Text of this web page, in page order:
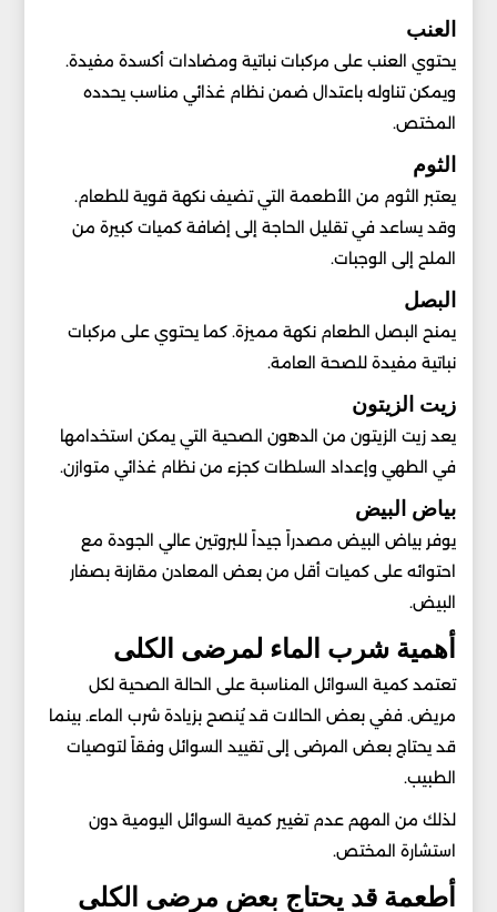
العنب
يحتوي العنب على مركبات نباتية ومضادات أكسدة مفيدة.
ويمكن تناوله باعتدال ضمن نظام غذائي مناسب يحدده
المختص.
الثوم
يعتبر الثوم من الأطعمة التي تضيف نكهة قوية للطعام.
وقد يساعد في تقليل الحاجة إلى إضافة كميات كبيرة من
الملح إلى الوجبات.
البصل
يمنح البصل الطعام نكهة مميزة. كما يحتوي على مركبات
نباتية مفيدة للصحة العامة.
زيت الزيتون
يعد زيت الزيتون من الدهون الصحية التي يمكن استخدامها
في الطهي وإعداد السلطات كجزء من نظام غذائي متوازن.
بياض البيض
يوفر بياض البيض مصدراً جيداً للبروتين عالي الجودة مع
احتوائه على كميات أقل من بعض المعادن مقارنة بصفار
البيض.
أهمية شرب الماء لمرضى الكلى
تعتمد كمية السوائل المناسبة على الحالة الصحية لكل
مريض. ففي بعض الحالات قد يُنصح بزيادة شرب الماء. بينما
قد يحتاج بعض المرضى إلى تقييد السوائل وفقاً لتوصيات
الطبيب.
لذلك من المهم عدم تغيير كمية السوائل اليومية دون
استشارة المختص.
أطعمة قد يحتاج بعض مرضى الكلى